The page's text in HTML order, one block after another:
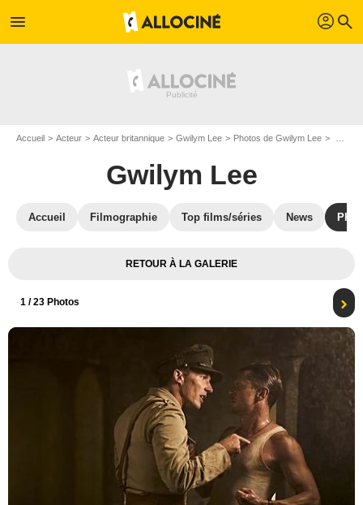
menu profil search
Accueil Acteur Acteur britannique Gwilym Lee Photos de Gwilym Lee
Gwilym Lee
Accueil Filmographie Top films/séries News
RETOUR À LA GALERIE
1 / 23 Photos